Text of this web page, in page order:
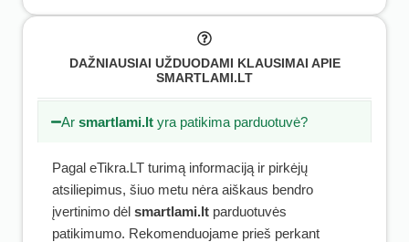
DAŽNIAUSIAI UŽDUODAMI KLAUSIMAI APIE
SMARTLAMI.LT
Arsmartlami.lt yra patikima parduotuvė?
Pagal eTikra.LT turimą informaciją ir pirkėjų
atsiliepimus, šiuo metu nėra aiškaus bendro
įvertinimo dėl smartlami.lt parduotuvės
patikimumo. Rekomenduojame prieš perkant